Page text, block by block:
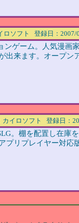
ロソフト 登録日：2007/
ゲーム。人気漫画
出来ます。オープン
カイロソフト 登録日：
。棚を配置し在庫
プリプレイヤー対応